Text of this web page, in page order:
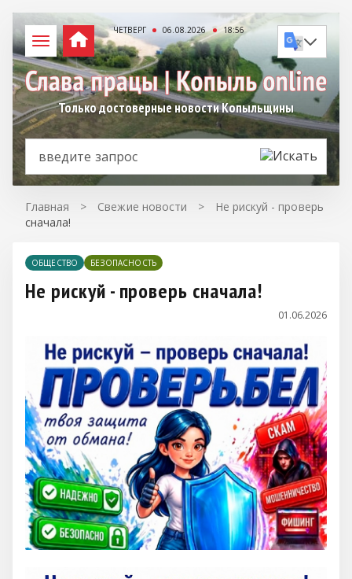
ЧЕТВЕРГ 06.08.2026 18:56
Только достоверные новости Копыльщины
Главная > Свежие новости >
Не рискуй - проверь
сначала!
ОБЩЕСТВО БЕЗОПАСНОСТЬ
Не рискуй - проверь сначала!
01.06.2026